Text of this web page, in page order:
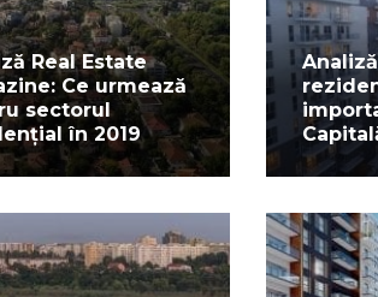
Real Estate
Ce urmează
sectorul
în 2019